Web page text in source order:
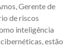
Gerente de
de riscos
inteligência
estão